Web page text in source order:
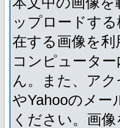
ップロードす
在する画像を
コンピュータ
ん。また、ア
やYahooのメー
ください。画